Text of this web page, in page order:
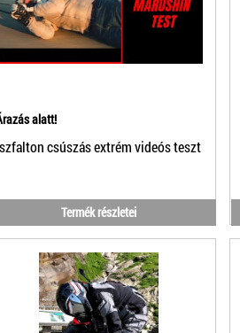
alatt!
csúszás extrém videós teszt
Termék részletei